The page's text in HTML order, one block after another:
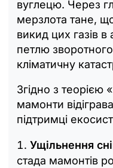
вуглецю. Через
мерзлота тане,
викид цих газів
петлю
кліматичну
Згідно з теорією
мамонти
підтримці
Ущільнення
стада мамонтів